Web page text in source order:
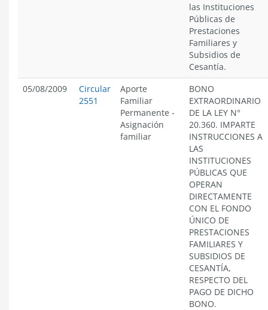
las Instituciones
Públicas de
Prestaciones
Familiares y
Subsidios de
Cesantía.
05/08/2009
Circular
2551
Aporte
Familiar
Permanente -
Asignación
familiar
BONO
EXTRAORDINARIO
DE LA LEY N°
20.360. IMPARTE
INSTRUCCIONES A
LAS
INSTITUCIONES
PÚBLICAS QUE
OPERAN
DIRECTAMENTE
CON EL FONDO
ÚNICO DE
PRESTACIONES
FAMILIARES Y
SUBSIDIOS DE
CESANTÍA,
RESPECTO DEL
PAGO DE DICHO
BONO.